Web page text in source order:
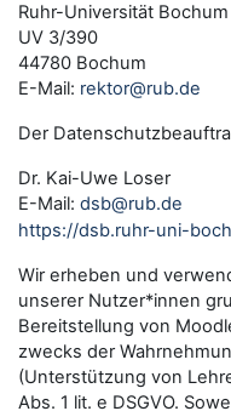
Ruhr-Universität Bochum
UV 3/390
44780 Bochum
E-Mail: rektor@rub.de
Der
Dr. Kai-Uwe Loser
E-Mail: dsb@rub.de
https://dsb.ruhr-uni-
Wir erheben und
unserer Nutzer*innen
Bereitstellung von
zwecks der
(Unterstützung von
Abs. 1 lit. e DSGVO.